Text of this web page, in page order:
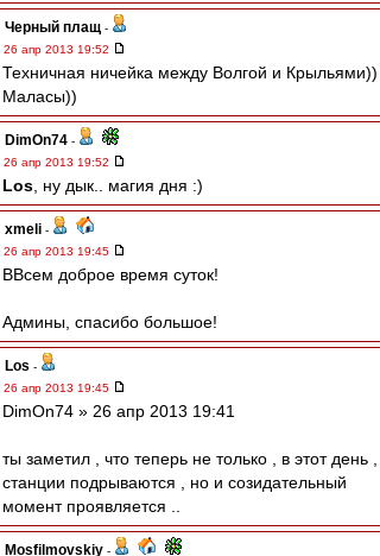
Черный плащ -
26 апр 2013 19:52
Техничная ничейка между Волгой и Крыльями))
Маласы))
DimOn74 -
26 апр 2013 19:52
Los , ну дык.. магия дня :)
xmeli -
26 апр 2013 19:45
ВВсем доброе время суток!
Админы, спасибо большое!
Los -
26 апр 2013 19:45
DimOn74 » 26 апр 2013 19:41
ты заметил , что теперь не только , в этот день ,
станции подрываются , но и созидательный
момент проявляется ..
Mosfilmovskiy -